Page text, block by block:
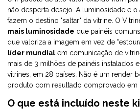
não desperta desejo. A luminosidade e
fazem o destino "saltar" da vitrine. O
mais luminosidade que painéis
que valoriza a imagem em vez de
líder mundial em comunicação de
mais de 3 milhões de painéis instalados
vitrines, em 28 países. Não é um render
produto com resultado comprovado em
O que está incluído neste